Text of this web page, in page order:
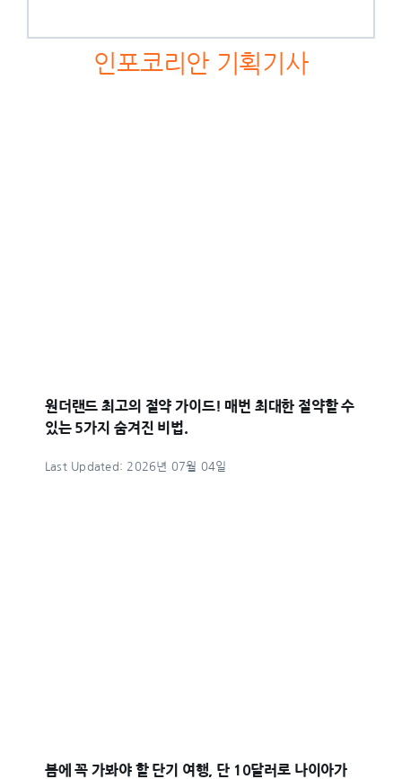
인포코리안 기획기사
원더랜드 최고의 절약 가이드! 매번 최대한 절약할 수
있는 5가지 숨겨진 비법.
Last Updated: 2026년 07월 04일
봄에 꼭 가봐야 할 단기 여행, 단 10달러로 나이아가